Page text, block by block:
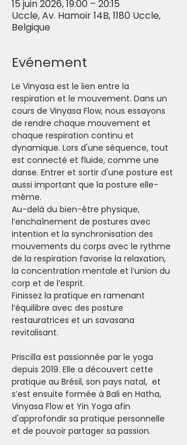
15 juin 2026, 19:00 – 20:15
Uccle, Av. Hamoir 14B, 1180 Uccle,
Belgique
Evénement
Le Vinyasa est le lien entre la
respiration et le mouvement. Dans un
cours de Vinyasa Flow, nous essayons
de rendre chaque mouvement et
chaque respiration continu et
dynamique. Lors d'une séquence, tout
est connecté et fluide, comme une
danse. Entrer et sortir d'une posture est
aussi important que la posture elle-
même.
Au-delà du bien-être physique,
l’enchaînement de postures avec
intention et la synchronisation des
mouvements du corps avec le rythme
de la respiration favorise la relaxation,
la concentration mentale et l’union du
corp et de l’esprit.
Finissez la pratique en ramenant
l’équilibre avec des posture
restauratrices et un savasana
revitalisant.
Priscilla est passionnée par le yoga
depuis 2019. Elle a découvert cette
pratique au Brésil, son pays natal,  et
s’est ensuite formée à Bali en Hatha,
Vinyasa Flow et Yin Yoga afin
d'approfondir sa pratique personnelle
et de pouvoir partager sa passion.